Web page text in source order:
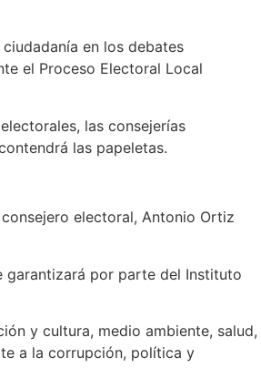
en los debates
el Proceso Electoral Local
las consejerías
las papeletas.
electoral, Antonio Ortiz
garantizará por parte del Instituto
y cultura, medio ambiente, salud,
a la corrupción, política y